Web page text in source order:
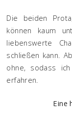
Die beiden
können kaum
liebenswerte
schließen kann.
ohne, sodass
erfahren.
Eine